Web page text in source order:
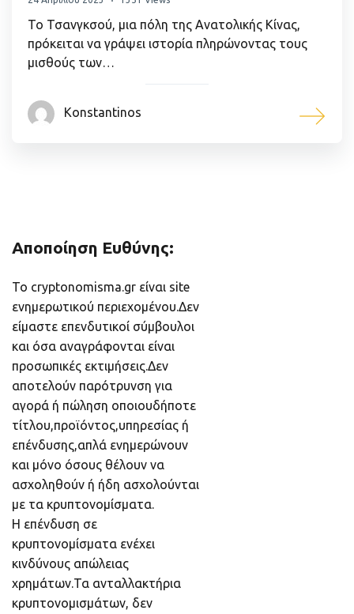
Το Τσανγκσού, μια πόλη της Ανατολικής Κίνας,
πρόκειται να γράψει ιστορία πληρώνοντας τους
μισθούς των…
Konstantinos
Αποποίηση Ευθύνης:
Το cryptonomisma.gr είναι site
ενημερωτικού περιεχομένου.Δεν
είμαστε επενδυτικοί σύμβουλοι
και όσα αναγράφονται είναι
προσωπικές εκτιμήσεις.Δεν
αποτελούν παρότρυνση για
αγορά ή πώληση οποιουδήποτε
τίτλου,προϊόντος,υπηρεσίας ή
επένδυσης,απλά ενημερώνουν
και μόνο όσους θέλουν να
ασχοληθούν ή ήδη ασχολούνται
με τα κρυπτονομίσματα.
Η επένδυση σε
κρυπτονομίσματα ενέχει
κινδύνους απώλειας
χρημάτων.Τα ανταλλακτήρια
κρυπτονομισμάτων, δεν